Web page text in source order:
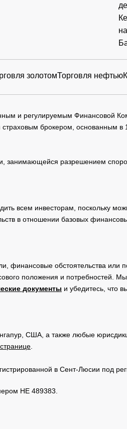
золотомТорговля нефтью
и регулируемым Финансовой
брокером, основанным в
занимающейся разрешением
всем инвесторам, поскольку
в отношении базовых
финансовые обстоятельства или
положения и потребностей.
документы и убедитесь, что
США, а также любые
в Сент-Люсии под
HE 489383.